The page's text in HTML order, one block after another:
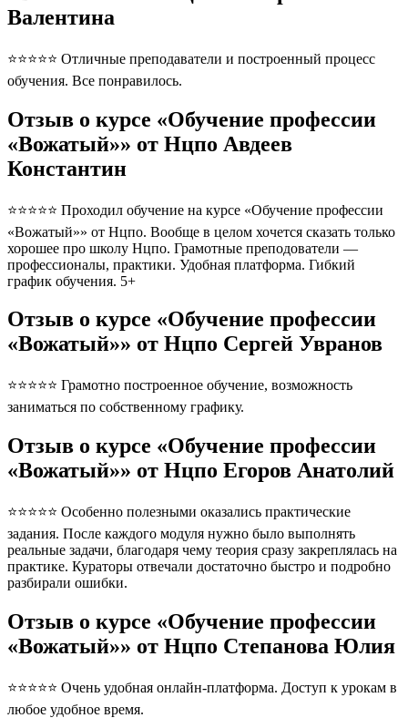
Валентина
⭐⭐⭐⭐⭐ Отличные преподаватели и построенный процесс
обучения. Все понравилось.
Отзыв о курсе «Обучение профессии
«Вожатый»» от Нцпо Авдеев
Константин
⭐⭐⭐⭐⭐ Проходил обучение на курсе «Обучение профессии
«Вожатый»» от Нцпо. Вообще в целом хочется сказать только
хорошее про школу Нцпо. Грамотные преподователи —
профессионалы, практики. Удобная платформа. Гибкий
график обучения. 5+
Отзыв о курсе «Обучение профессии
«Вожатый»» от Нцпо Сергей Увранов
⭐⭐⭐⭐⭐ Грамотно построенное обучение, возможность
заниматься по собственному графику.
Отзыв о курсе «Обучение профессии
«Вожатый»» от Нцпо Егоров Анатолий
⭐⭐⭐⭐⭐ Особенно полезными оказались практические
задания. После каждого модуля нужно было выполнять
реальные задачи, благодаря чему теория сразу закреплялась на
практике. Кураторы отвечали достаточно быстро и подробно
разбирали ошибки.
Отзыв о курсе «Обучение профессии
«Вожатый»» от Нцпо Степанова Юлия
⭐⭐⭐⭐⭐ Очень удобная онлайн-платформа. Доступ к урокам в
любое удобное время.